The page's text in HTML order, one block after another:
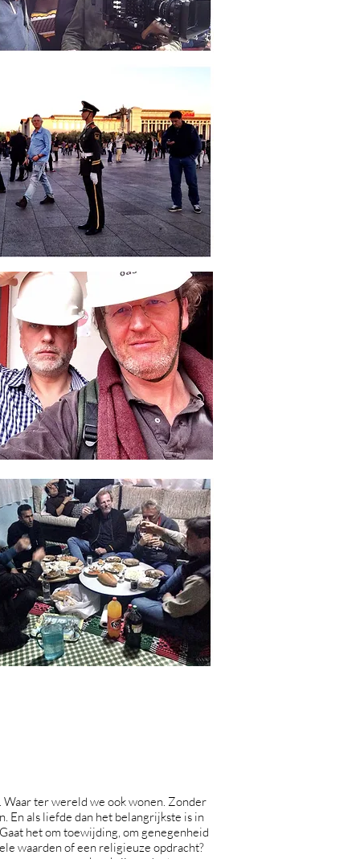
ter wereld we ook wonen. Zonder
En als liefde dan het belangrijkste is in
het om toewijding, om genegenheid
waarden of een religieuze opdracht?